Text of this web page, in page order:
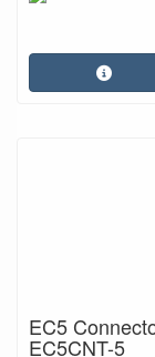
EC5
EC5CNT-5